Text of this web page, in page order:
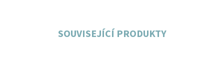
SOUVISEJÍCÍ PRODUKTY